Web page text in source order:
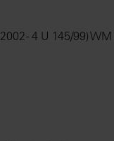
- 4 U 145/99) WM